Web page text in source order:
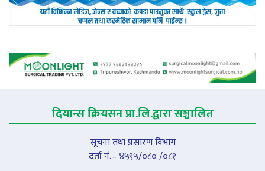
दियान्स क्रियसन प्रा.लि.द्वारा सञ्चालित
सूचना तथा प्रसारण विभाग
दर्ता नं.– ४५९५/०८० /०८१